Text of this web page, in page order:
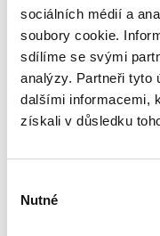
sociálních médií a
soubory cookie.
sdílíme se svými
analýzy. Partneři tyto
dalšími informacemi,
získali v důsledku
souhlasu
Nutné
Monografie
problematiku
její zásadní
praxi,
zcela okrajová...